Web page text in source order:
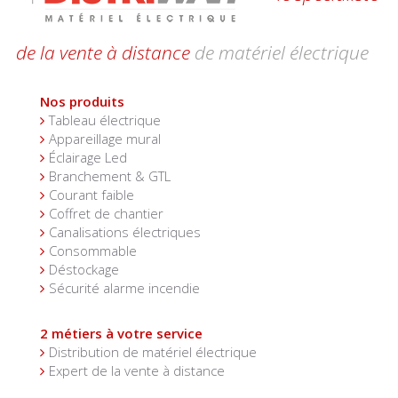
de la vente à distance de matériel électrique
Nos produits
Tableau électrique
Appareillage mural
Éclairage Led
Branchement & GTL
Courant faible
Coffret de chantier
Canalisations électriques
Consommable
Déstockage
Sécurité alarme incendie
2 métiers à votre service
Distribution de matériel électrique
Expert de la vente à distance